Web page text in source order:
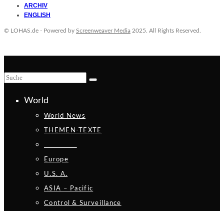
ARCHIV
ENGLISH
© LOHAS.de - Powered by Screenweaver Media 2025. All Rights Reserved.
World
World News
THEMEN-TEXTE
Europe
U.S. A.
ASIA – Pacific
Control & Surveillance